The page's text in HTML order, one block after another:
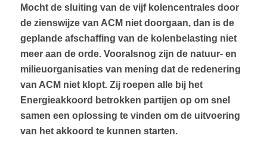
Mocht de sluiting van de vijf kolencentrales door
de zienswijze van ACM niet doorgaan, dan is de
geplande afschaffing van de kolenbelasting niet
meer aan de orde. Vooralsnog zijn de natuur- en
milieuorganisaties van mening dat de redenering
van ACM niet klopt. Zij roepen alle bij het
Energieakkoord betrokken partijen op om snel
samen een oplossing te vinden om de uitvoering
van het akkoord te kunnen starten.